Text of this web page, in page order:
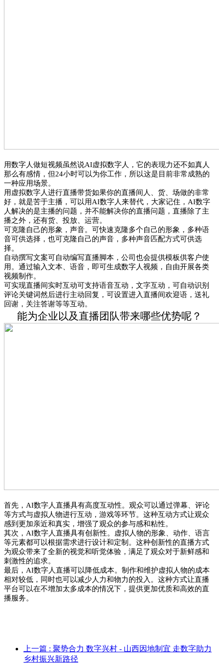
用数字人做短视频虽然说AI虚拟数字人，它的表现力还不如真人
那么有感情，但24小时可以为你工作，所以这是目前非常成熟的
一种应用场景。
用虚拟数字人进行直播带货如果你的直播间人、货、场做的非常
好，就是苦于主播，可以用AI数字人来替代，大家记住，AI数字
人解决的是主播的问题，并不能解决你的直播问题，直播除了主
播之外，还有货、投放、运营。
可克隆自己的形象，声音。 可快速克隆多个自己的形象，多种语
音可供选择，也可克隆自己的声音，多种声音匹配方式可供选
择。
自动撰写文案可自动编写直播脚本，公司也会提供模板供客户使
用。通过输入文本、语音，即可生成数字人视频，自由开展各类
视频制作。
可实现直播间实时互动可支持语音互动，文字互动，可自动识别
评论关键词然后进行主动回复，可设置进入直播间欢迎语，送礼
回谢，关注答谢等等互动。
能为企业以及直播团队带来哪些优势呢？
首先，AI数字人直播具有高度互动性。 观众可以通过弹幕、评论
等方式与虚拟人物进行互动，游戏等环节。这种互动方式让观众
感到更加亲近和真实，增强了观众的参与感和粘性。
其次，AI数字人直播具有创新性。
虚拟人物的形象、动作、语言
等元素都可以根据需求进行设计和定制。这种创新性的直播方式
为观众带来了全新的视觉和听觉体验，满足了观众对于新鲜感和
刺激性的追求。
最后，AI数字人直播可以降低成本。 制作和维护虚拟人物的成本
相对较低，同时也可以减少人力和物力的投入。这种方式让直播
平台可以在不增加太多成本的情况下，提供更加优质和高效的直
播服务。
上一篇 : 聚势合力 数字兴村 - 山西因地制宜 走数字助力
乡村振兴新路径